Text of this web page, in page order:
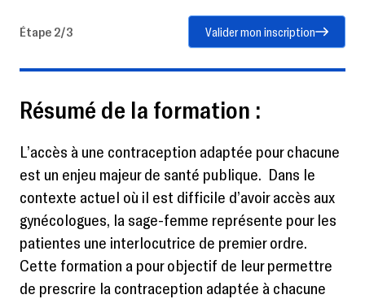
Étape 2/3 Valider mon inscription
Résumé de la formation :
L’accès à une contraception adaptée pour chacune
est un enjeu majeur de santé publique. Dans le
contexte actuel où il est difficile d’avoir accès aux
gynécologues, la sage-femme représente pour les
patientes une interlocutrice de premier ordre.
Cette formation a pour objectif de leur permettre
de prescrire la contraception adaptée à chacune